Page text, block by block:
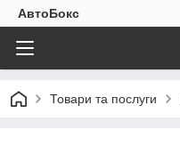
АвтоБокс
Товари та послуги